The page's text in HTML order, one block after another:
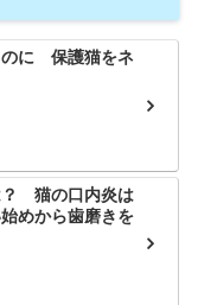
のに 保護猫をネ
？ 猫の口内炎は
めから歯磨きを